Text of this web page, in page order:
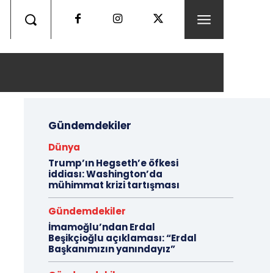
Gündemdekiler
Dünya
Trump’ın Hegseth’e öfkesi
iddiası: Washington’da
mühimmat krizi tartışması
Gündemdekiler
İmamoğlu’ndan Erdal
Beşikçioğlu açıklaması: “Erdal
Başkanımızın yanındayız”